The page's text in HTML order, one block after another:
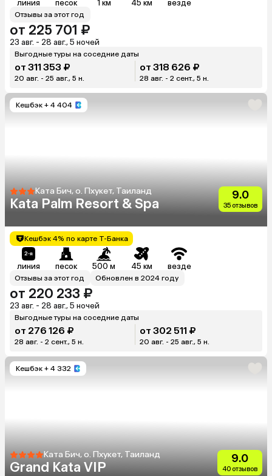
линия песок 1 км 45 км везде
Отзывы за этот год
от 225 701 ₽
23 авг. - 28 авг., 5 ночей
Выгодные туры на соседние даты
от 311 353 ₽
20 авг. - 25 авг., 5 н.
от 318 626 ₽
28 авг. - 2 сент., 5 н.
Кешбэк + 4 404
Ката Бич, о. Пхукет, Таиланд
Kata Palm Resort & Spa
9.0
35 отзывов
Кешбэк 4% по карте Т-Банка
линия песок 500 м 45 км везде
Отзывы за этот год Обновлен в 2024 году
от 220 233 ₽
23 авг. - 28 авг., 5 ночей
Выгодные туры на соседние даты
от 276 126 ₽
28 авг. - 2 сент., 5 н.
от 302 511 ₽
20 авг. - 25 авг., 5 н.
Кешбэк + 4 332
Ката Бич, о. Пхукет, Таиланд
Grand Kata VIP
9.0
40 отзывов